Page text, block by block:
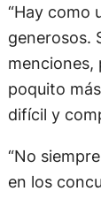
“Hay como
generosos.
menciones,
poquito
difícil y
“No
en los